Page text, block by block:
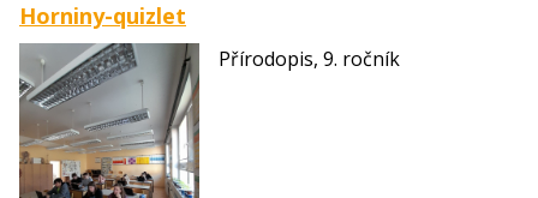
Horniny-quizlet
Přírodopis, 9. ročník